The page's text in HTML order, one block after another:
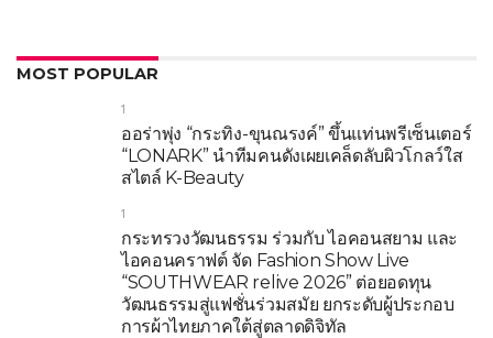
MOST POPULAR
1
ออร่าพุ่ง “กระทิง-ขุนณรงค์” ขึ้นแท่นพรีเซ็นเตอร์
“LONARK” นำทีมคนดังเผยเคล็ดลับผิวโกลว์ใส
สไตล์ K-Beauty
1
กระทรวงวัฒนธรรม ร่วมกับ ไอคอนสยาม และ
ไอคอนคราฟต์ จัด Fashion Show Live
“SOUTHWEAR relive 2026” ต่อยอดทุน
วัฒนธรรมสู่แฟชั่นร่วมสมัย ยกระดับผู้ประกอบ
การผ้าไทยภาคใต้สู่ตลาดดิจิทัล